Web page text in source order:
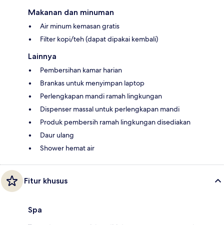
Makanan dan minuman
Air minum kemasan gratis
Filter kopi/teh (dapat dipakai kembali)
Lainnya
Pembersihan kamar harian
Brankas untuk menyimpan laptop
Perlengkapan mandi ramah lingkungan
Dispenser massal untuk perlengkapan mandi
Produk pembersih ramah lingkungan disediakan
Daur ulang
Shower hemat air
Fitur khusus
Spa